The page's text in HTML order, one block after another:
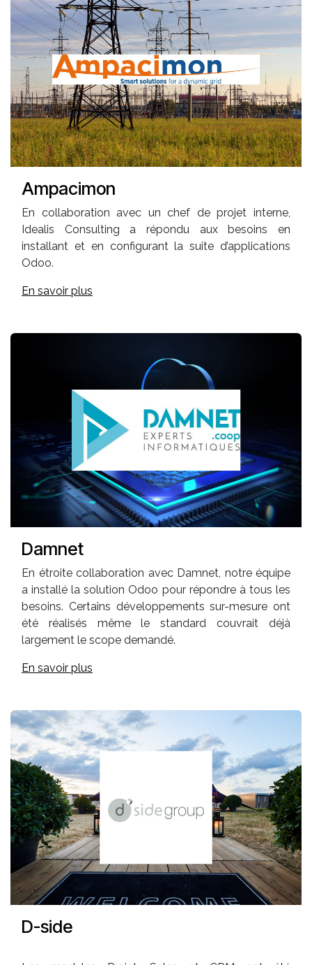
Ampacimon
En collaboration avec un chef de projet interne,
Idealis Consulting a répondu aux besoins en
installant et en configurant la suite d’applications
Odoo.
En savoir plus
Damnet
En étroite collaboration avec Damnet, notre équipe
a installé la solution Odoo pour répondre à tous les
besoins. Certains développements sur-mesure ont
été réalisés même le standard couvrait déjà
largement le scope demandé.
En savoir plus
D-side